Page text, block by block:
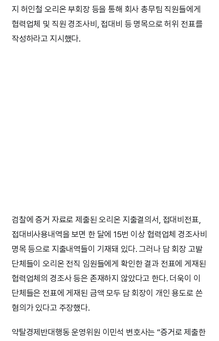
지 허인철 오리온 부회장 등을 통해 회사 총무팀 직원들에게
협력업체 및 직원 경조사비, 접대비 등 명목으로 허위 전표를
작성하라고 지시했다.
검찰에 증거 자료로 제출된 오리온 지출결의서, 접대비전표,
접대비사용내역을 보면 한 달에 15번 이상 협력업체 경조사비
명목 등으로 지출내역들이 기재돼 있다. 그러나 담 회장 고발
단체들이 오리온 전직 임원들에게 확인한 결과 전표에 게재된
협력업체의 경조사 등은 존재하지 않았다고 한다. 더욱이 이
단체들은 전표에 게재된 금액 모두 담 회장이 개인 용도로 쓴
혐의가 있다고 주장했다.
약탈경제반대행동 운영위원 이민석 변호사는 “증거로 제출한